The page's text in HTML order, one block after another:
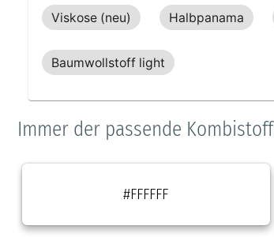
Viskose (neu) Halbpanama
Baumwollstoff light
Immer der passende
#FFFFFF